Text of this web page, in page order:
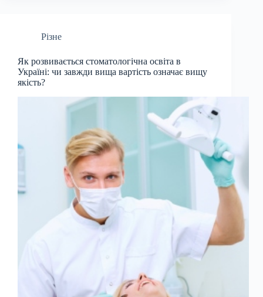
Різне
Як розвивається стоматологічна освіта в
Україні: чи завжди вища вартість означає вищу
якість?